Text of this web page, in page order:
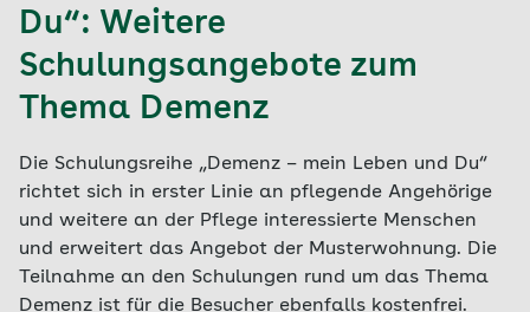
Du“: Weitere
Schulungsangebote zum
Thema Demenz
Die Schulungsreihe „Demenz – mein Leben und Du“
richtet sich in erster Linie an pflegende Angehörige
und weitere an der Pflege interessierte Menschen
und erweitert das Angebot der Musterwohnung. Die
Teilnahme an den Schulungen rund um das Thema
Demenz ist für die Besucher ebenfalls kostenfrei.